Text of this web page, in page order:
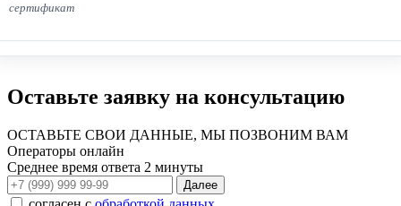
сертификат
Оставьте заявку на консультацию
ОСТАВЬТЕ СВОИ ДАННЫЕ, МЫ ПОЗВОНИМ ВАМ
Операторы онлайн
Среднее время ответа 2 минуты